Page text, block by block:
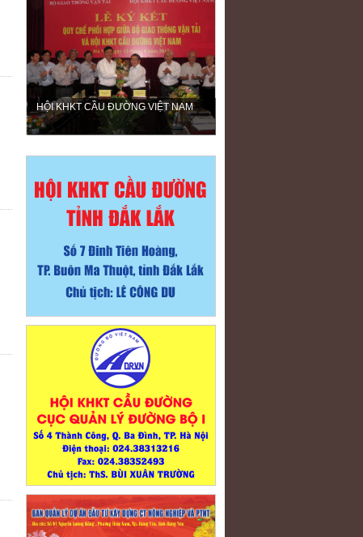
HỘI KHKT CẦU ĐƯỜNG VIỆT NAM